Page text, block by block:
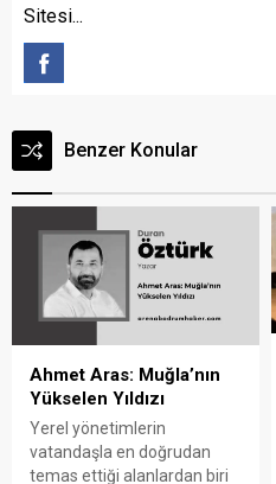
Sitesi...
Benzer Konular
Ahmet Aras: Muğla’nın
Yükselen Yıldızı
Yerel yönetimlerin
vatandaşla en doğrudan
temas ettiği alanlardan biri